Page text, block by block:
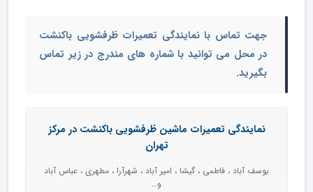
جهت تماس بانمایندگی تعمیرات ظرفشویی باکنشت
در محل می توانید با شماره های مندرج در زیر تماس
بگیرید.
نمایندگی تعمیرات ماشین ظرفشویی باکنشت در مرکز
تهران
یوسف آباد ، فاطمی ، گیشا ، امیر آباد ، شهرآرا ، مطهری ، عباس آباد
و…